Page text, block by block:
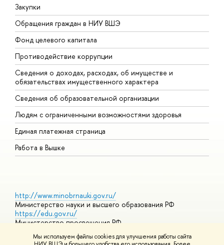
Мы используем файлы cookies для улучшения работы сайта
Закупки
Обращения граждан в НИУ ВШЭ
Фонд целевого капитала
Противодействие коррупции
Сведения о доходах, расходах, об имуществе и
обязательствах имущественного характера
Сведения об образовательной организации
Людям с ограниченными возможностями здоровья
Единая платежная страница
Работа в Вышке
http://www.minobrnauki.gov.ru/
Министерство науки и высшего образования РФ
https://edu.gov.ru/
Министерство просвещения РФ
https://elearning.hse.ru/mooc
Массовые открытые онлайн-курсы